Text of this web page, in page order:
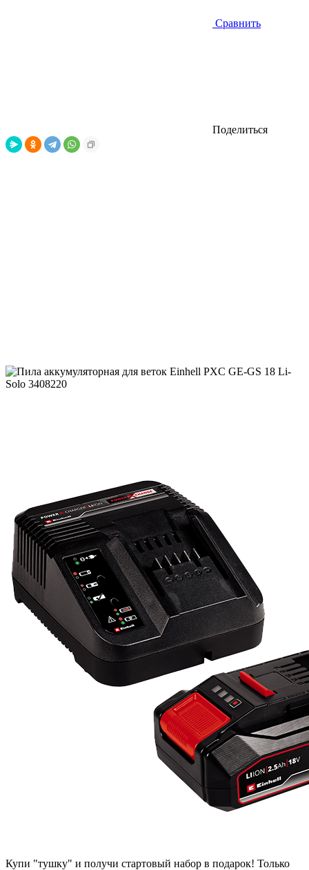
Сравнить
Поделиться
Купи "тушку" и получи стартовый набор в подарок! Только